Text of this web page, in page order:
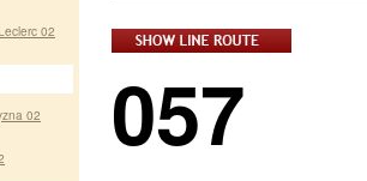
057
02
02